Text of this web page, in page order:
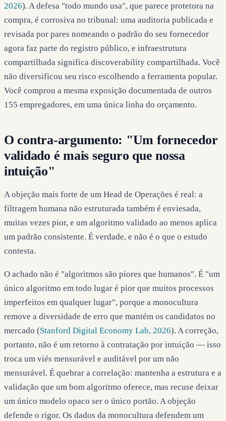
2026). A defesa "todo mundo usa", que parece protetora na
compra, é corrosiva no tribunal: uma auditoria publicada e
revisada por pares nomeando o padrão do seu fornecedor
agora faz parte do registro público, e infraestrutura
compartilhada significa discoverability compartilhada. Você
não diversificou seu risco escolhendo a ferramenta popular.
Você comprou a mesma exposição documentada de outros
155 empregadores, em uma única linha do orçamento.
O contra-argumento: "Um fornecedor
validado é mais seguro que nossa
intuição"
A objeção mais forte de um Head de Operações é real: a
filtragem humana não estruturada também é enviesada,
muitas vezes pior, e um algoritmo validado ao menos aplica
um padrão consistente. É verdade, e não é o que o estudo
contesta.
O achado não é "algoritmos são piores que humanos". É "um
único algoritmo em todo lugar é pior que muitos processos
imperfeitos em qualquer lugar", porque a monocultura
remove a diversidade de erro que mantém os candidatos no
mercado (Stanford Digital Economy Lab, 2026). A correção,
portanto, não é um retorno à contratação por intuição — isso
troca um viés mensurável e auditável por um não
mensurável. É quebrar a correlação: mantenha a estrutura e a
validação que um bom algoritmo oferece, mas recuse deixar
um único modelo opaco ser o único portão. A objeção
defende o rigor. Os dados da monocultura defendem um